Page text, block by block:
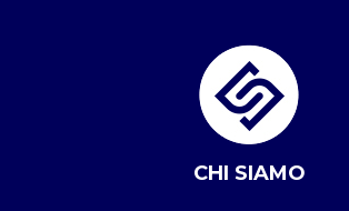
CHI SIAMO